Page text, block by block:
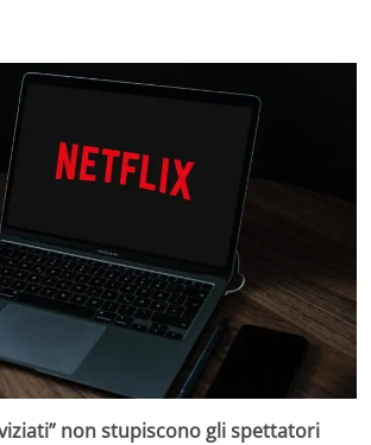
non stupiscono gli spettatori